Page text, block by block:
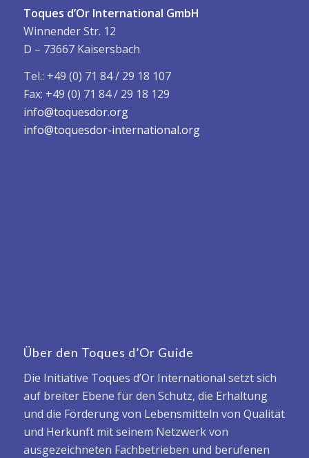
Toques d’Or International GmbH
Winnender Str. 12
D – 73667 Kaisersbach
Tel.: +49 (0) 71 84 / 29 18 107
Fax: +49 (0) 71 84 / 29 18 129
info@toquesdor.org
info@toquesdor-international.org
Über den Toques d’Or Guide
Die Initiative Toques d’Or International setzt sich
auf breiter Ebene für den Schutz, die Erhaltung
und die Förderung von Lebensmitteln von Qualität
und Herkunft mit seinem Netzwerk von
ausgezeichneten Fachbetrieben und berufenen